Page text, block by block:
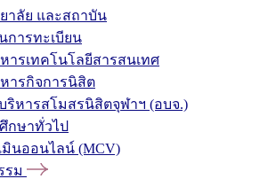
าลัย และสถาบัน
การทะเบียน
ารเทคโนโลยีสารสนเทศ
ารกิจการนิสิต
ริหารสโมสรนิสิตจุฬาฯ (อบจ.)
กษาทั่วไป
มินออนไลน์ (MCV)
รม